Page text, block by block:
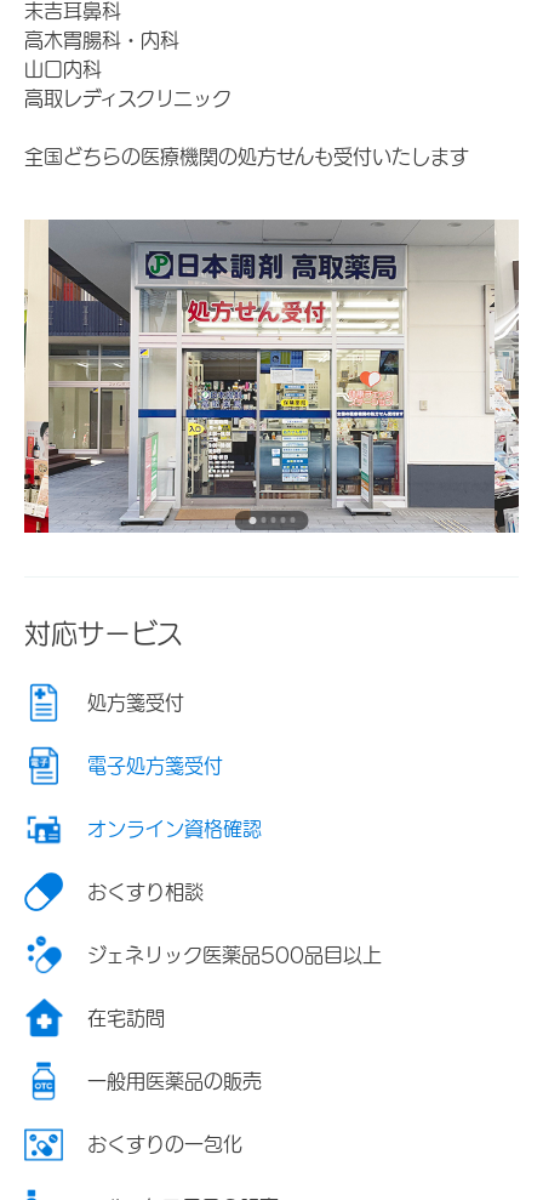
末吉耳鼻科
高木胃腸科・内科
山口内科
高取レディスクリニック
全国どちらの医療機関の処方せんも受付いたします
対応サービス
処方箋受付
電子処方箋受付
オンライン資格確認
おくすり相談
ジェネリック医薬品500品目以上
在宅訪問
一般用医薬品の販売
おくすりの一包化